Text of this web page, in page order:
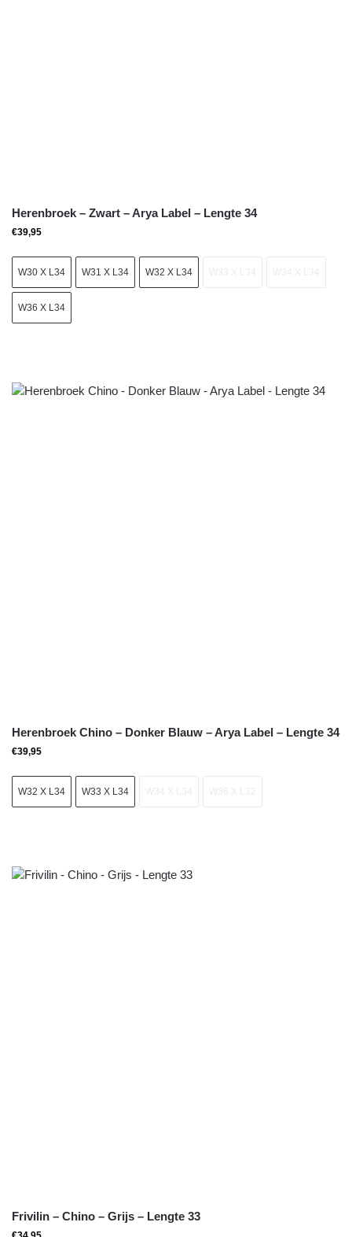
Herenbroek – Zwart – Arya Label – Lengte 34
€39,95
W30 X L34 W31 X L34 W32 X L34
W36 X L34
Herenbroek Chino – Donker Blauw – Arya Label – Lengte 34
€39,95
W32 X L34 W33 X L34
Frivilin – Chino – Grijs – Lengte 33